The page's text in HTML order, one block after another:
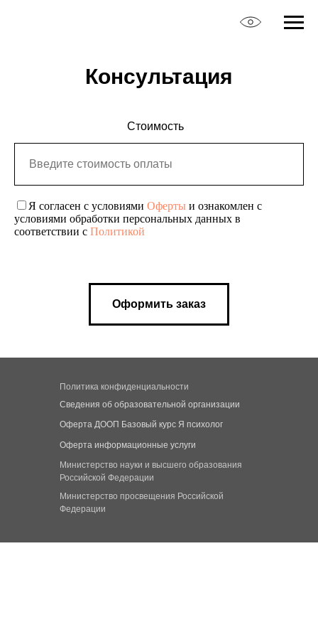
Консультация
Стоимость
Я согласен с условиями Оферты и ознакомлен с
условиями обработки персональных данных в
соответствии с Политикой
Оформить заказ
Политика конфиденциальности
Оферта ДООП Базовый курс Я психолог
Оферта информационные услуги
Сведения об образовательной организации
Министерство науки и высшего образования
Российской Федерации
Министерство просвещения Российской
Федерации